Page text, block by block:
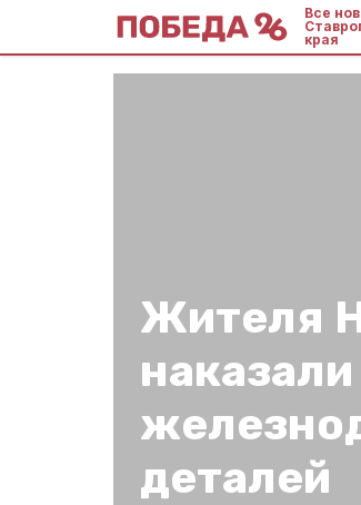
Все
края
Жителя
деталей